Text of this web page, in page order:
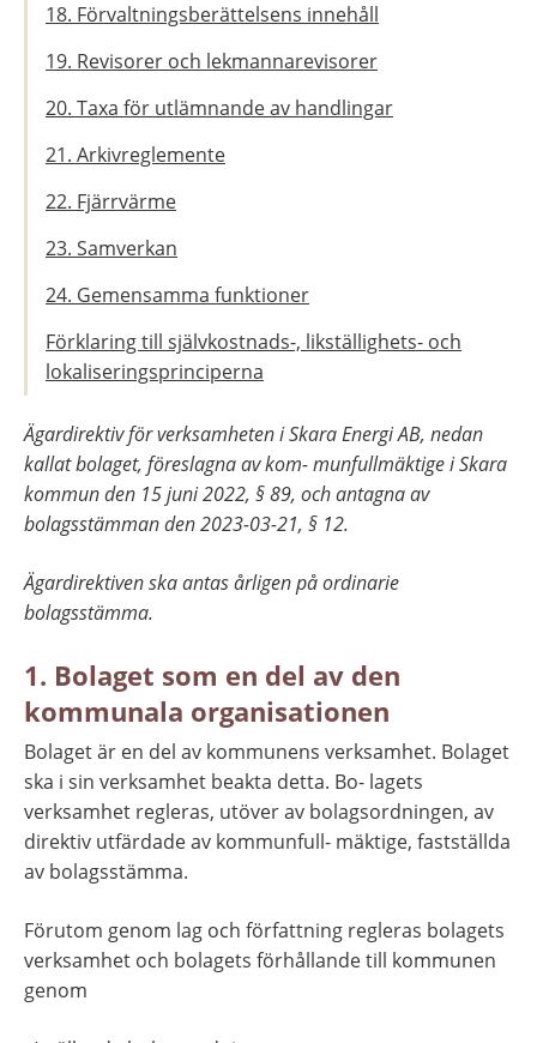
18. Förvaltningsberättelsens innehåll
19. Revisorer och lekmannarevisorer
20. Taxa för utlämnande av handlingar
21. Arkivreglemente
22. Fjärrvärme
23. Samverkan
24. Gemensamma funktioner
Förklaring till självkostnads-, likställighets- och
lokaliseringsprinciperna
Ägardirektiv för verksamheten i Skara Energi AB, nedan
kallat bolaget, föreslagna av kom- munfullmäktige i Skara
kommun den 15 juni 2022, § 89, och antagna av
bolagsstämman den 2023-03-21, § 12.
Ägardirektiven ska antas årligen på ordinarie
bolagsstämma.
1. Bolaget som en del av den
kommunala organisationen
Bolaget är en del av kommunens verksamhet. Bolaget
ska i sin verksamhet beakta detta. Bo- lagets
verksamhet regleras, utöver av bolagsordningen, av
direktiv utfärdade av kommunfull- mäktige, fastställda
av bolagsstämma.
Förutom genom lag och författning regleras bolagets
verksamhet och bolagets förhållande till kommunen
genom